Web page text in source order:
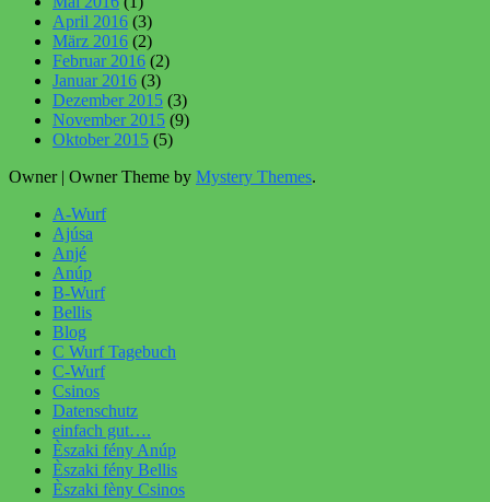
April 2016 (3)
März 2016 (2)
Februar 2016 (2)
Januar 2016 (3)
Dezember 2015 (3)
November 2015 (9)
Oktober 2015 (5)
Owner | Owner Theme by Mystery Themes.
A-Wurf
Ajúsa
Anjé
Anúp
B-Wurf
Bellis
Blog
C Wurf Tagebuch
C-Wurf
Csinos
Datenschutz
einfach gut….
Èszaki fény Anúp
Èszaki fény Bellis
Èszaki fèny Csinos